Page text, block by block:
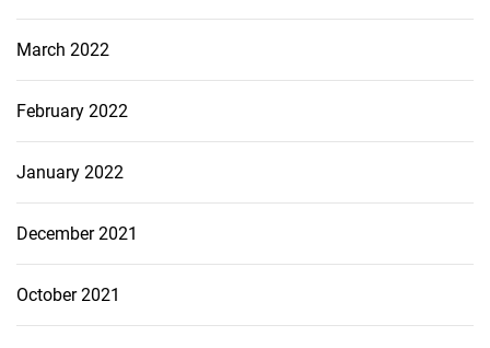
March 2022
February 2022
January 2022
December 2021
October 2021